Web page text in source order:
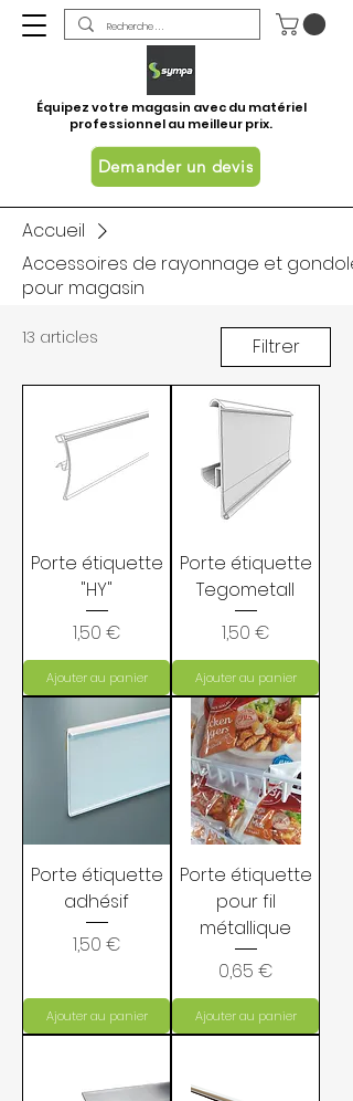
Équipez votre magasin avec du matériel
professionnel au meilleur prix.
Demander un devis
Accueil
Accessoires de rayonnage et
pour magasin
13 articles Filtrer
Porte étiquette
"HY"
Prix
1,50 €
Ajouter au panier
Porte étiquette
Tegometall
Prix
1,50 €
Ajouter au panier
Porte étiquette
adhésif
Prix
1,50 €
Ajouter au panier
Porte étiquette
pour fil
métallique
Prix
0,65 €
Ajouter au panier